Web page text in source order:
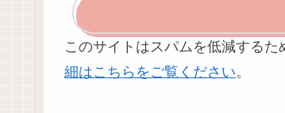
このサイトはスパムを低減するた
細はこちらをご覧ください。